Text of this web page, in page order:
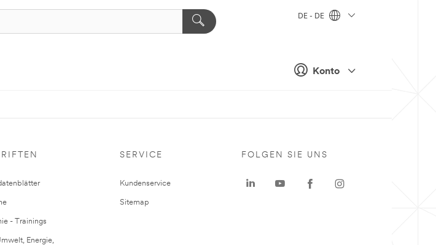
Konto
DE - DE
- Trainings
Energie,
SERVICE
Kundenservice
Sitemap
FOLGEN SIE UNS